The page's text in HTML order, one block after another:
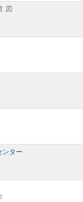
図
ンター